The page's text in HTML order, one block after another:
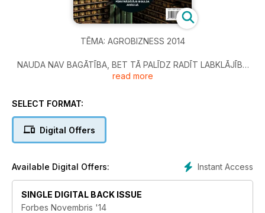
TĒMA: AGROBIZNESS 2014
NAUDA NAV BAGĀTĪBA, BET TĀ PALĪDZ RADĪT LABKLĀJĪBU
Stīva Forbsa sleja
SAVĒJAIS STARP SVEŠIEM
VAI ES VARĒTU SABRUKT?
NAUDA SLĒPJAS NAŠĶOS
Kādreiz tas bija neliels kartupeļu čipsu ražotājs, bet tagad
Inventure piedāvā veselīgākus našķus ar augstāku peļņas
maržu. Kā tas viss sākās?
read more
SELECT FORMAT:
Digital Offers
Instant Access
Available Digital Offers:
SINGLE DIGITAL BACK ISSUE
Forbes Novembris '14